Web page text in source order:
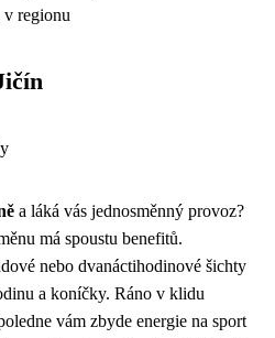
v regionu
a láká vás jednosměnný provoz?
má spoustu benefitů.
nebo dvanáctihodinové šichty
a koníčky. Ráno v klidu
vám zbyde energie na sport